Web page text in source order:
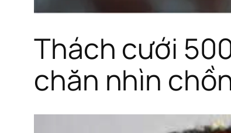
Thách cưới
chăn nhìn